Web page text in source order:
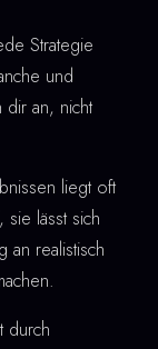
Strategie
und
an, nicht
liegt oft
sie lässt sich
an realistisch
durch